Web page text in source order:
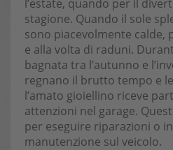
l’estate, quando per il
stagione. Quando il sole
sono piacevolmente calde,
e alla volta di raduni.
bagnata tra l’autunno e
regnano il brutto tempo e
l’amato gioiellino riceve
attenzioni nel garage.
per eseguire riparazioni o
manutenzione sul veicolo.